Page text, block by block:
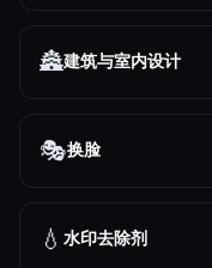
🏯建筑与室内设计
🎭换脸
💧 水印去除剂